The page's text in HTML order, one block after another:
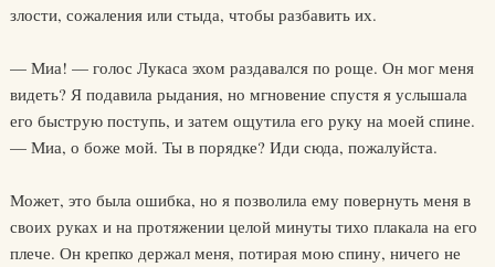
злости, сожаления или стыда, чтобы разбавить их.
— Миа! — голос Лукаса эхом раздавался по роще. Он мог меня
видеть? Я подавила рыдания, но мгновение спустя я услышала
его быструю поступь, и затем ощутила его руку на моей спине.
— Миа, о боже мой. Ты в порядке? Иди сюда, пожалуйста.
Может, это была ошибка, но я позволила ему повернуть меня в
своих руках и на протяжении целой минуты тихо плакала на его
плече. Он крепко держал меня, потирая мою спину, ничего не